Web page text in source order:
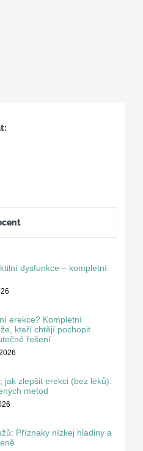
dysfunkce – kompletní
erekce? Kompletní
kteří chtějí pochopit
řešení
jak zlepšit erekci (bez léků):
metod
Příznaky nízkej hladiny a